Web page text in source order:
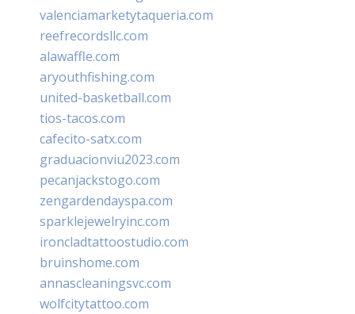
valenciamarketytaqueria.com
reefrecordsllc.com
alawaffle.com
aryouthfishing.com
united-basketball.com
tios-tacos.com
cafecito-satx.com
graduacionviu2023.com
pecanjackstogo.com
zengardendayspa.com
sparklejewelryinc.com
ironcladtattoostudio.com
bruinshome.com
annascleaningsvc.com
wolfcitytattoo.com